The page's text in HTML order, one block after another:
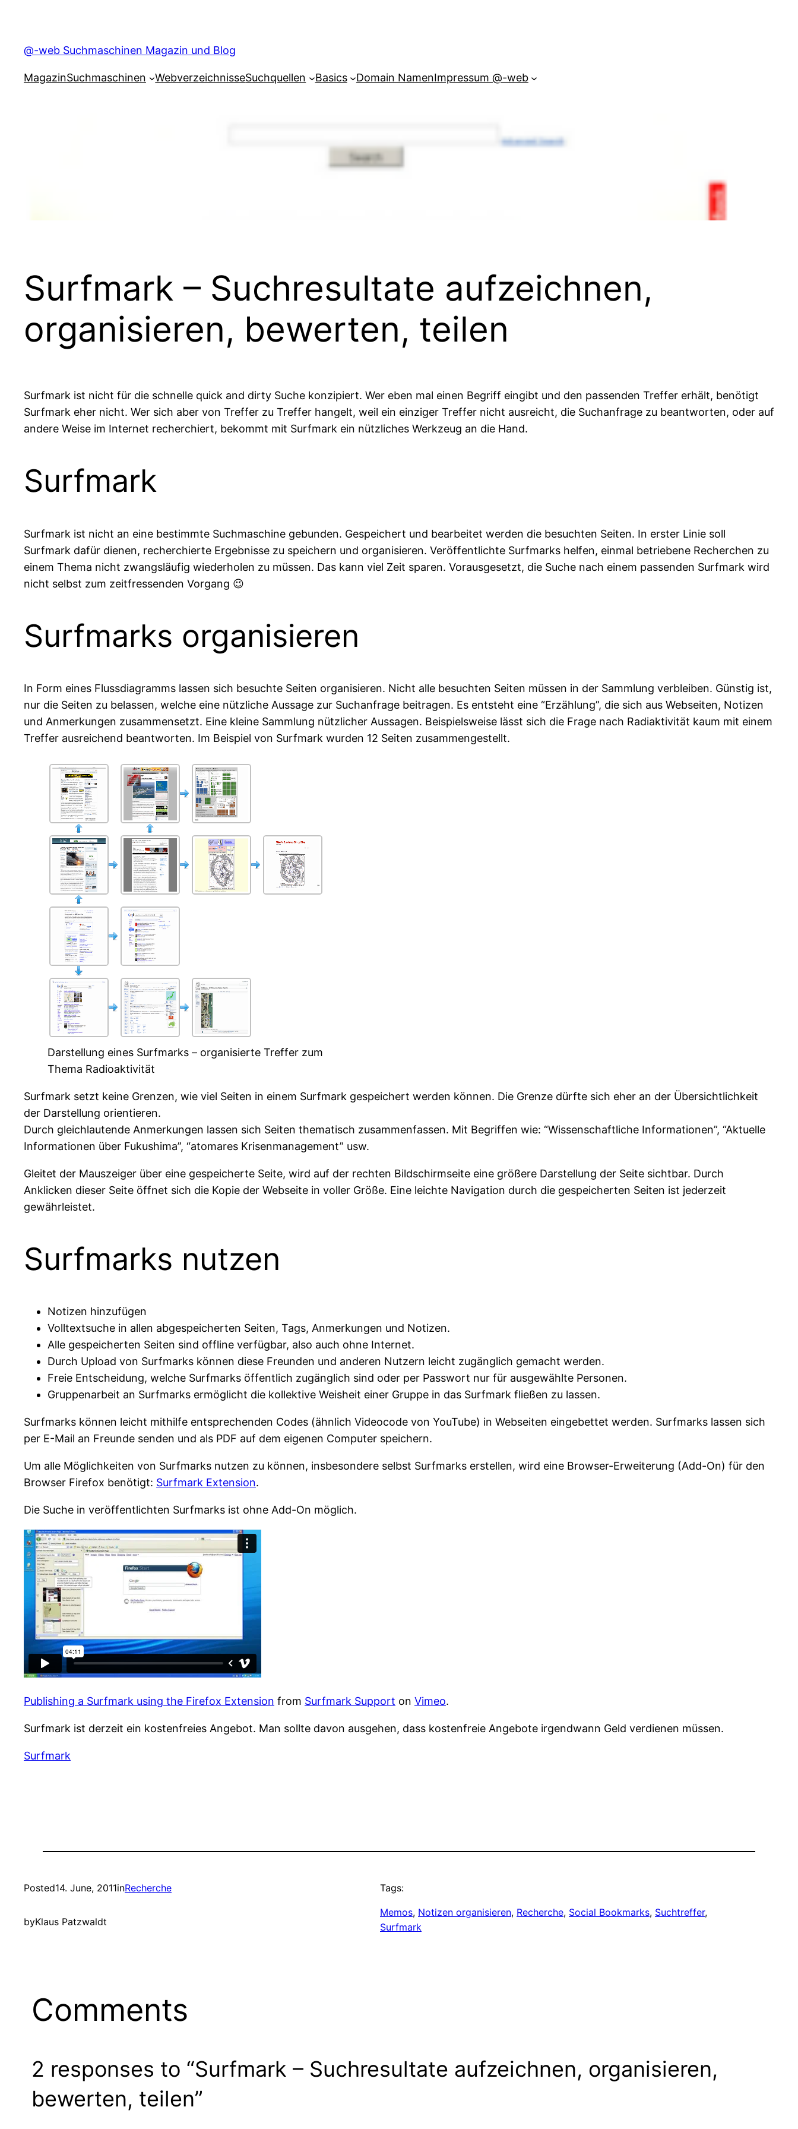
content
@-web Suchmaschinen Magazin und Blog
MagazinSuchmaschinen WebverzeichnisseSuchquellen Basics Domain NamenImpressum @-web
Surfmark – Suchresultate aufzeichnen,
organisieren, bewerten, teilen
Surfmark ist nicht für die schnelle quick and dirty Suche konzipiert. Wer eben mal einen Begriff eingibt und den passenden Treffer erhält, benötigt
Surfmark eher nicht. Wer sich aber von Treffer zu Treffer hangelt, weil ein einziger Treffer nicht ausreicht, die Suchanfrage zu beantworten, oder auf
andere Weise im Internet recherchiert, bekommt mit Surfmark ein nützliches Werkzeug an die Hand.
Surfmark
Surfmark ist nicht an eine bestimmte Suchmaschine gebunden. Gespeichert und bearbeitet werden die besuchten Seiten. In erster Linie soll
Surfmark dafür dienen, recherchierte Ergebnisse zu speichern und organisieren. Veröffentlichte Surfmarks helfen, einmal betriebene Recherchen zu
einem Thema nicht zwangsläufig wiederholen zu müssen. Das kann viel Zeit sparen. Vorausgesetzt, die Suche nach einem passenden Surfmark wird
nicht selbst zum zeitfressenden Vorgang 😉
Surfmarks organisieren
In Form eines Flussdiagramms lassen sich besuchte Seiten organisieren. Nicht alle besuchten Seiten müssen in der Sammlung verbleiben. Günstig ist,
nur die Seiten zu belassen, welche eine nützliche Aussage zur Suchanfrage beitragen. Es entsteht eine “Erzählung”, die sich aus Webseiten, Notizen
und Anmerkungen zusammensetzt. Eine kleine Sammlung nützlicher Aussagen. Beispielsweise lässt sich die Frage nach Radiaktivität kaum mit einem
Treffer ausreichend beantworten. Im Beispiel von Surfmark wurden 12 Seiten zusammengestellt.
Darstellung eines Surfmarks – organisierte Treffer zum
Thema Radioaktivität
Surfmark setzt keine Grenzen, wie viel Seiten in einem Surfmark gespeichert werden können. Die Grenze dürfte sich eher an der Übersichtlichkeit
der Darstellung orientieren.
Durch gleichlautende Anmerkungen lassen sich Seiten thematisch zusammenfassen. Mit Begriffen wie: “Wissenschaftliche Informationen”, “Aktuelle
Informationen über Fukushima”, “atomares Krisenmanagement” usw.
Gleitet der Mauszeiger über eine gespeicherte Seite, wird auf der rechten Bildschirmseite eine größere Darstellung der Seite sichtbar. Durch
Anklicken dieser Seite öffnet sich die Kopie der Webseite in voller Größe. Eine leichte Navigation durch die gespeicherten Seiten ist jederzeit
gewährleistet.
Surfmarks nutzen
Notizen hinzufügen
Volltextsuche in allen abgespeicherten Seiten, Tags, Anmerkungen und Notizen.
Alle gespeicherten Seiten sind offline verfügbar, also auch ohne Internet.
Durch Upload von Surfmarks können diese Freunden und anderen Nutzern leicht zugänglich gemacht werden.
Freie Entscheidung, welche Surfmarks öffentlich zugänglich sind oder per Passwort nur für ausgewählte Personen.
Gruppenarbeit an Surfmarks ermöglicht die kollektive Weisheit einer Gruppe in das Surfmark fließen zu lassen.
Surfmarks können leicht mithilfe entsprechenden Codes (ähnlich Videocode von YouTube) in Webseiten eingebettet werden. Surfmarks lassen sich
per E-Mail an Freunde senden und als PDF auf dem eigenen Computer speichern.
Um alle Möglichkeiten von Surfmarks nutzen zu können, insbesondere selbst Surfmarks erstellen, wird eine Browser-Erweiterung (Add-On) für den
Browser Firefox benötigt: Surfmark Extension.
Die Suche in veröffentlichten Surfmarks ist ohne Add-On möglich.
Publishing a Surfmark using the Firefox Extension from Surfmark Support on Vimeo.
Surfmark ist derzeit ein kostenfreies Angebot. Man sollte davon ausgehen, dass kostenfreie Angebote irgendwann Geld verdienen müssen.
Surfmark
Posted14. June, 2011inRecherche
byKlaus Patzwaldt
Tags:
Memos, Notizen organisieren, Recherche, Social Bookmarks, Suchtreffer
Surfmark
Comments
2 responses to “Surfmark – Suchresultate aufzeichnen, organisieren,
bewerten, teilen”